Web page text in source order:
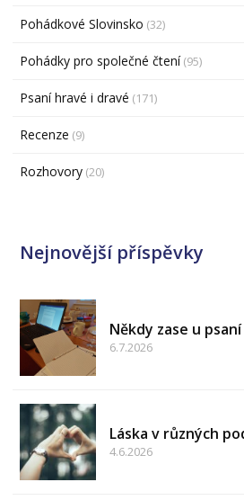
Pohádkové Slovinsko (32)
Pohádky pro společné čtení(95)
Psaní hravé i dravé (171)
Recenze (9)
Rozhovory (20)
Nejnovější příspěvky
Někdy zase u
6.7.2026
Láska v různých
4.6.2026